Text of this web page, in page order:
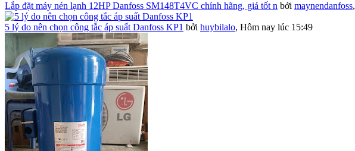
Lắp đặt máy nén lạnh 12HP Danfoss SM148T4VC chính hãng, giá tốt n bởi maynendanfoss,
5 lý do nên chọn công tắc áp suất Danfoss KP1 bởi huybilalo, Hôm nay lúc 15:49